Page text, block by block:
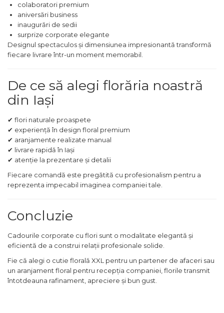
colaboratori premium
aniversări business
inaugurări de sedii
surprize corporate elegante
Designul spectaculos și dimensiunea impresionantă transformă
fiecare livrare într-un moment memorabil.
De ce să alegi florăria noastră
din Iași
✔ flori naturale proaspete
✔ experiență în design floral premium
✔ aranjamente realizate manual
✔ livrare rapidă în Iași
✔ atenție la prezentare și detalii
Fiecare comandă este pregătită cu profesionalism pentru a
reprezenta impecabil imaginea companiei tale.
Concluzie
Cadourile corporate cu flori sunt o modalitate elegantă și
eficientă de a construi relații profesionale solide.
Fie că alegi o cutie florală XXL pentru un partener de afaceri sau
un aranjament floral pentru recepția companiei, florile transmit
întotdeauna rafinament, apreciere și bun gust.